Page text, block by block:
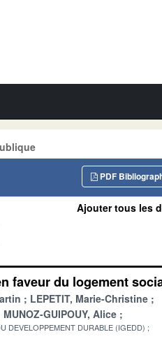
PDF
Ajouter tous les
faveur du logement
LEPETIT, Marie-Christine
MUNOZ-GUIPOUY, Alice
DEVELOPPEMENT DURABLE (IGEDD)